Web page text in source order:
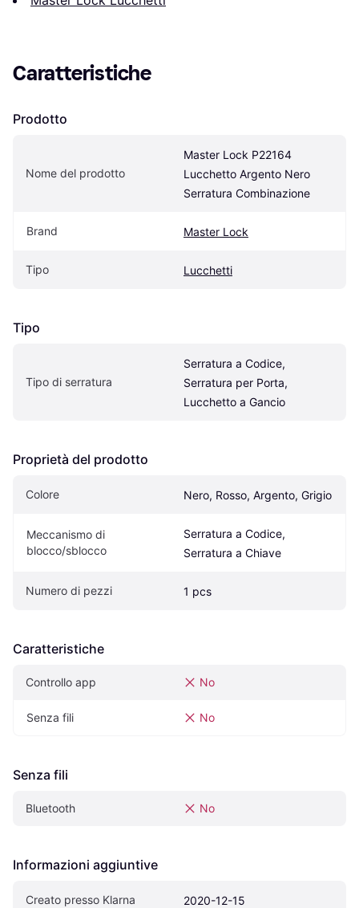
Caratteristiche
Prodotto
Nome del prodotto
Master Lock P22164
Lucchetto Argento Nero
Serratura Combinazione
Brand Master Lock
Tipo Lucchetti
Tipo
Tipo di serratura
Serratura a Codice,
Serratura per Porta,
Lucchetto a Gancio
Proprietà del prodotto
Colore Nero, Rosso, Argento, Grigio
Meccanismo di
blocco/sblocco
Serratura a Codice,
Serratura a Chiave
Numero di pezzi 1 pcs
Caratteristiche
Controllo app No
Senza fili No
Senza fili
Bluetooth No
Informazioni aggiuntive
Creato presso Klarna 2020-12-15